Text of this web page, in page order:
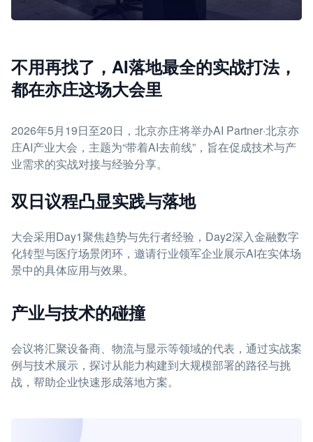
不用再找了，AI落地最全的实战打法，
都在亦庄这场大会里
2026年5月19日至20日，北京亦庄将举办AI Partner·北京亦
庄AI产业大会，主题为“带着AI去前线”，旨在促成技术与产
业需求的实战对接与经验分享。
双日议程凸显实践与落地
大会采用Day1聚焦趋势与先行者经验，Day2深入金融数字
化转型与医疗场景闭环，邀请行业领军企业展示AI在实体场
景中的具体应用与效果。
产业与技术的碰撞
会议将汇聚设备商、物流与显示等领域的代表，通过实战案
例与技术展示，探讨从能力构建到大规模部署的路径与挑
战，帮助企业快速形成落地方案。